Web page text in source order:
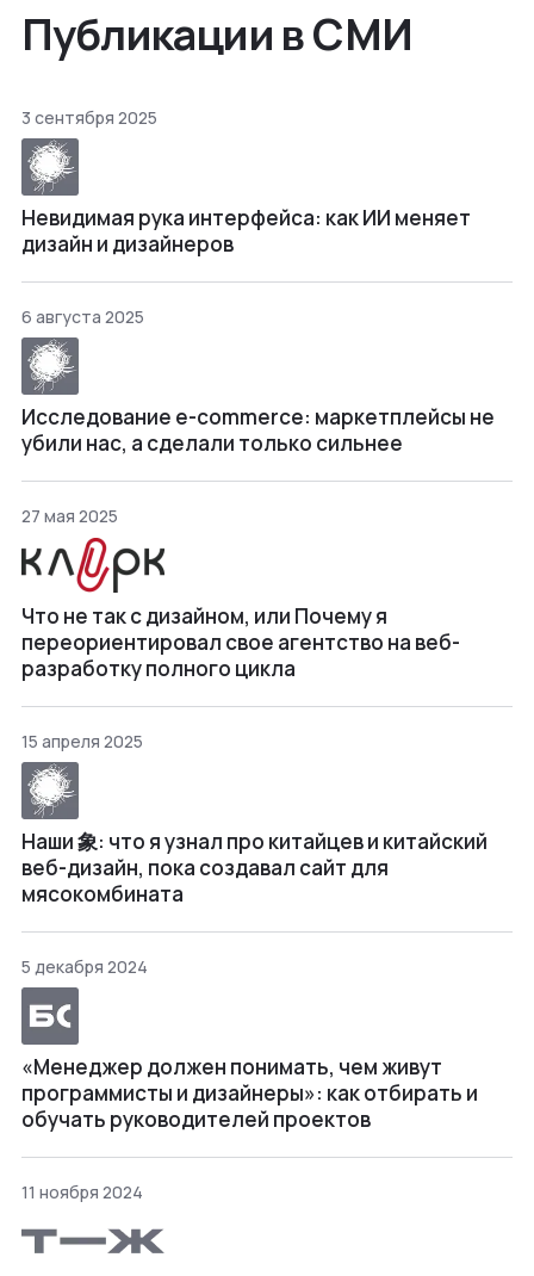
Публикации в СМИ
3 сентября 2025
Невидимая рука интерфейса: как ИИ меняет
дизайн и дизайнеров
6 августа 2025
Исследование e-commerce: маркетплейсы не
убили нас, а сделали только сильнее
27 мая 2025
Что не так с дизайном, или Почему я
переориентировал свое агентство на веб-
разработку полного цикла
15 апреля 2025
Наши 象: что я узнал про китайцев и китайский
веб-дизайн, пока создавал сайт для
мясокомбината
5 декабря 2024
«Менеджер должен понимать, чем живут
программисты и дизайнеры»: как отбирать и
обучать руководителей проектов
11 ноября 2024